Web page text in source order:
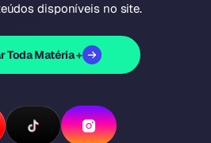
disponíveis no site.
Toda Matéria +